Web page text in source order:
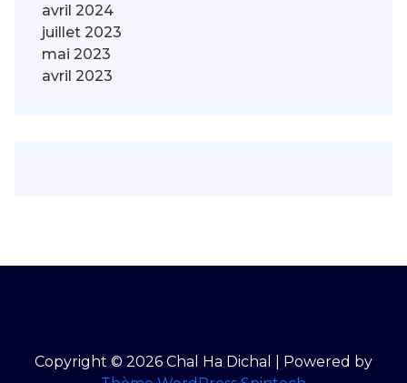
avril 2024
juillet 2023
mai 2023
avril 2023
Copyright © 2026 Chal Ha Dichal | Powered by